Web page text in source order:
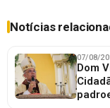
Notícias
07/08/
Dom